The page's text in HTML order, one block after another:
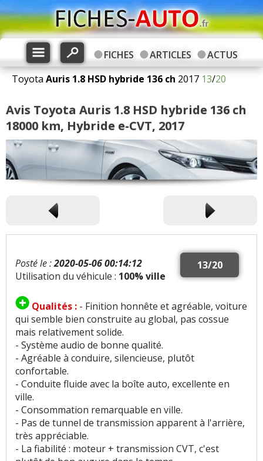
FICHES ARTICLES
ACTUS
Toyota Auris 1.8 HSD hybride 136 ch 2017 13/20
Avis Toyota Auris 1.8 HSD hybride 136 ch
18000 km, Hybride e-CVT, 2017
13/20
Posté le :2020-05-06 00:14:12
Utilisation du véhicule : 100% ville
Qualités : - Finition honnête et agréable, voiture
qui semble bien construite au global, pas cossue
mais relativement solide.
- Système audio de bonne qualité.
- Agréable à conduire, silencieuse, plutôt
confortable.
- Conduite fluide avec la boîte auto, excellente en
ville.
- Consommation remarquable en ville.
- Pas de tunnel de transmission apparent à l'arrière,
très appréciable.
- La fiabilité : moteur + transmission CVT, c'est